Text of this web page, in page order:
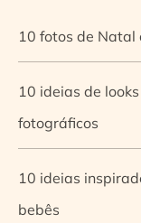
10 fotos de Natal
10 ideias de
fotográficos
10 ideias
bebês